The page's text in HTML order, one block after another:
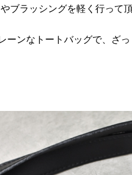
ブラッシングを軽く行って
ーンなトートバッグで、ざ